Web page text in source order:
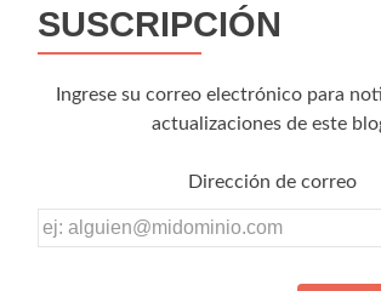
SUSCRIPCIÓN
Ingrese su correo electrónico para
actualizaciones de este
Dirección de correo
Dirección
de
correo